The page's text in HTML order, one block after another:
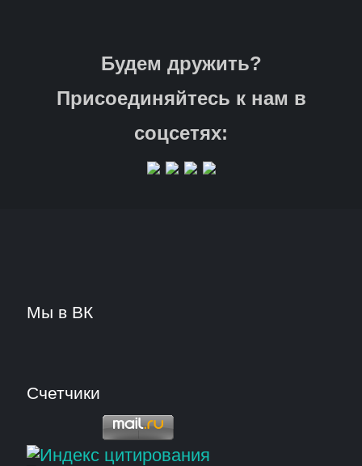
Будем дружить?
Присоединяйтесь к нам в
соцсетях:
Мы в ВК
Счетчики